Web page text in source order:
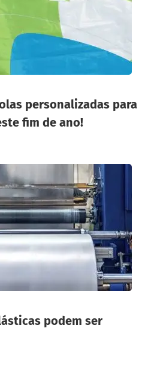
personalizadas para
fim de ano!
podem ser